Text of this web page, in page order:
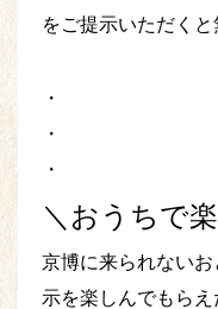
をご提示いただくと
・
・
・
＼おうちで
京博に来られない
示を楽しんでもら